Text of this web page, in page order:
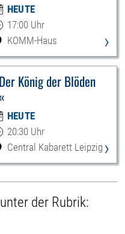
HEUTE
17:00 Uhr
KOMM-Haus
›
König der Blöden
HEUTE
20:30 Uhr
Central Kabarett Leipzig ›
der Rubrik: